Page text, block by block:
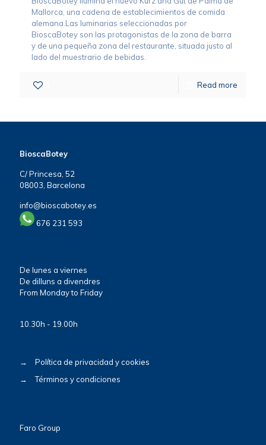
Mallorca, una cadena de establecimientos de comida
alemana.Las luminarias seleccionadas por
BioscaBotey son las protagonistas de la zona de barra
y de una pequeña zona del restaurante, situada justo al
lado del muestrario de bebidas.
Read more
BioscaBotey
C/ Princesa, 52
08003, Barcelona
info@bioscabotey.es
676 231 593
De lunes a viernes
De dilluns a divendres
From Monday to Friday
10.30h - 19.00h
→
Política de privacidad y cookies
→
Términos y condiciones
Faro Group